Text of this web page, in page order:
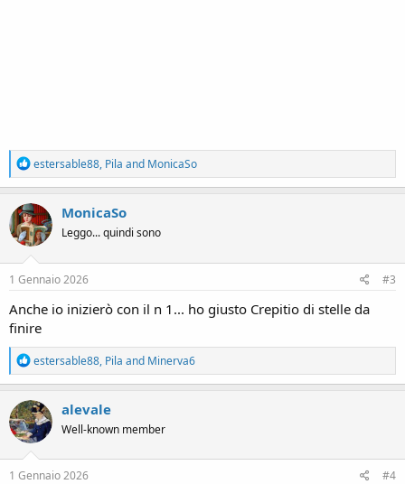
R
e
a
c
t
i
o
n
s
estersable88, Pila and MonicaSo
MonicaSo
Leggo... quindi sono
1 Gennaio 2026 #3
Anche io inizierò con il n 1... ho giusto Crepitio di stelle da
finire
R
e
a
c
t
i
o
n
s
estersable88, Pila and Minerva6
alevale
Well-known member
1 Gennaio 2026 #4